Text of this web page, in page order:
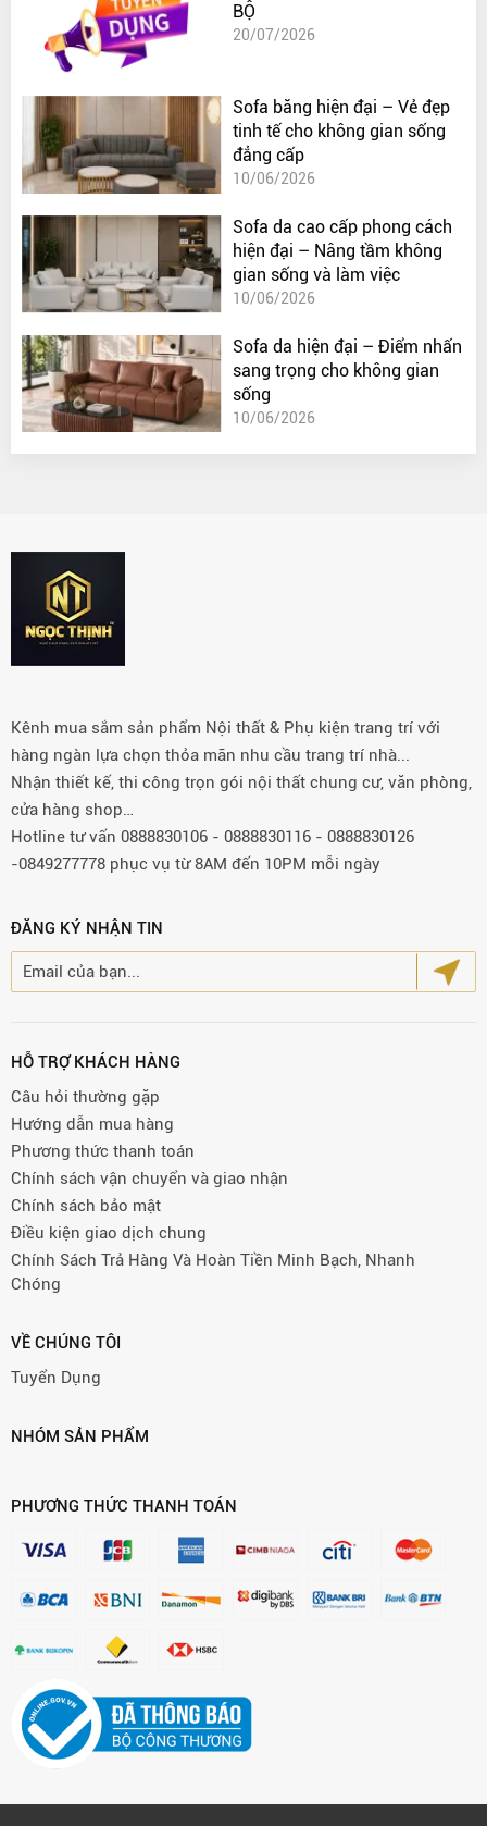
BỘ
20/07/2026
Sofa băng hiện đại – Vẻ đẹp
tinh tế cho không gian sống
đẳng cấp
10/06/2026
Sofa da cao cấp phong cách
hiện đại – Nâng tầm không
gian sống và làm việc
10/06/2026
Sofa da hiện đại – Điểm nhấn
sang trọng cho không gian
sống
10/06/2026
Kênh mua sắm sản phẩm Nội thất & Phụ kiện trang trí với
hàng ngàn lựa chọn thỏa mãn nhu cầu trang trí nhà...
Nhận thiết kế, thi công trọn gói nội thất chung cư, văn phòng,
cửa hàng shop…
Hotline tư vấn 0888830106 - 0888830116 - 0888830126
-0849277778 phục vụ từ 8AM đến 10PM mỗi ngày
ĐĂNG KÝ NHẬN TIN
HỖ TRỢ KHÁCH HÀNG
Câu hỏi thường gặp
Hướng dẫn mua hàng
Phương thức thanh toán
Chính sách vận chuyển và giao nhận
Chính sách bảo mật
Điều kiện giao dịch chung
Chính Sách Trả Hàng Và Hoàn Tiền Minh Bạch, Nhanh
Chóng
VỀ CHÚNG TÔI
Tuyển Dụng
NHÓM SẢN PHẨM
PHƯƠNG THỨC THANH TOÁN